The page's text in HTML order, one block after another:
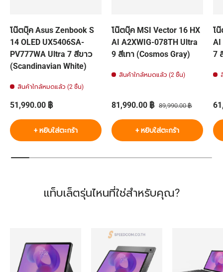
โน๊ตบุ๊ค Asus Zenbook S
14 OLED UX5406SA-
PV777WA Ultra 7 สีขาว
(Scandinavian White)
สินค้าใกล้หมดแล้ว (2 ชิ้น)
ราคาปกติ
51,990.00 ฿
+ หยิบใส่ตะกร้า
โน๊ตบุ๊ค MSI Vector 16 HX
AI A2XWIG-078TH Ultra
9 สีเทา (Cosmos Gray)
สินค้าใกล้หมดแล้ว (2 ชิ้น)
ราคาส่วนลด
81,990.00 ฿ ราคาปกติ
89,990.00 ฿
+ หยิบใส่ตะกร้า
โ
AI
7
ร
แท็บเล็ตรุ่นไหนที่ใช่สำหรับคุณ?